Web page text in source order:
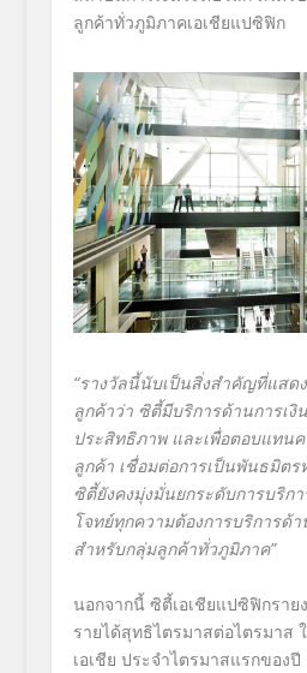
ลูกค้าทั่วภูมิภาคเอเชียแปซิฟิก
“รางวัลนี้นับเป็นสิ่งสำคัญที่แสด
ลูกค้าว่า ซิตี้มีบริการด้านการเ
ประสิทธิภาพ และเพื่อตอบแทนค
ลูกค้า เชื่อมต่อการเป็นพันธมิตร
ซิตี้ยังคงมุ่งมั่นยกระดับการบริก
โจทย์ทุกความต้องการบริการด้
สำหรับกลุ่มลูกค้าทั่วภูมิภาค”
นอกจากนี้ ซิตี้เอเชียแปซิฟิกราย
รายได้สุทธิไตรมาสต่อไตรมาส
เอเชีย ประจำไตรมาสแรกของ